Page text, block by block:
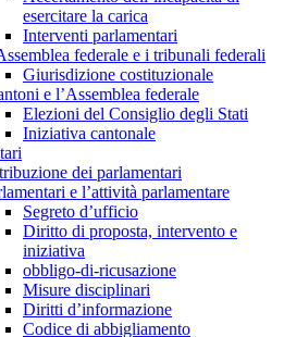
esercitare la carica
Interventi parlamentari
federale e i tribunali federali
Giurisdizione costituzionale
e l’Assemblea federale
Elezioni del Consiglio degli Stati
Iniziativa cantonale
dei parlamentari
e l’attività parlamentare
Segreto d’ufficio
Diritto di proposta, intervento e
iniziativa
obbligo-di-ricusazione
Misure disciplinari
Diritti d’informazione
Codice di abbigliamento